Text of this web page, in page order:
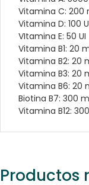
Vitamina C: 200
Vitamina D: 100
VItamina E: 50 UI
Vitamina B1: 20
Vitamina B2: 20
Vitamina B3: 20
Vitamina B6: 20
Biotina B7: 300
Vitamina B12:
Productos